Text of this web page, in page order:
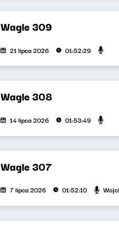
Wagle 309
21 lipca 2026 01:52:29
Wagle 308
14 lipca 2026 01:53:49
Wagle 307
7 lipca 2026 01:52:10